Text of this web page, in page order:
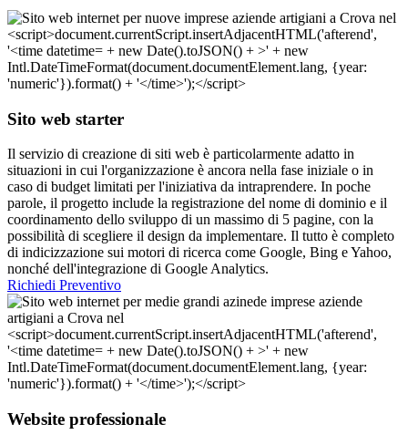
Sito web starter
Il servizio di creazione di siti web è particolarmente adatto in
situazioni in cui l'organizzazione è ancora nella fase iniziale o in
caso di budget limitati per l'iniziativa da intraprendere. In poche
parole, il progetto include la registrazione del nome di dominio e il
coordinamento dello sviluppo di un massimo di 5 pagine, con la
possibilità di scegliere il design da implementare. Il tutto è completo
di indicizzazione sui motori di ricerca come Google, Bing e Yahoo,
nonché dell'integrazione di Google Analytics.
Richiedi Preventivo
Website professionale